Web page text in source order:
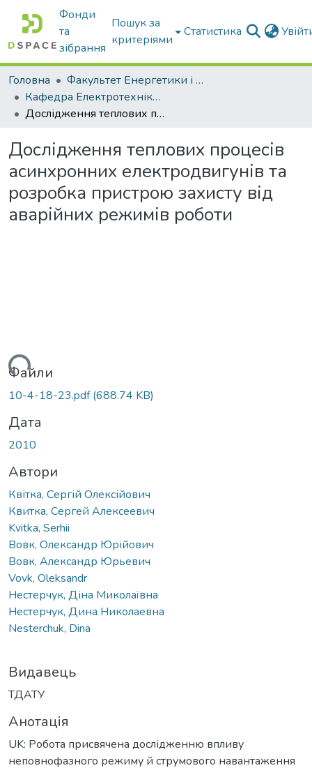
Фонди
та
зібрання
Пошук за
критеріями
Статистика
Головна
Факультет Енергетики і комп'ютерних технологій
Кафедра Електротехніки і електромеханіки ім. проф. В.В. Овчарова
Дослідження теплових процесів асинхронних електродвигунів та розробка пристрою захисту від аварійних режимів роботи
Дослідження теплових процесів
асинхронних електродвигунів та
розробка пристрою захисту від
аварійних режимів роботи
Файли
10-4-18-23.pdf(688.74 KB)
Дата
2010
Автори
Квітка, Сергій Олексійович
Квитка, Сергей Алексеевич
Kvitka, Serhii
Вовк, Олександр Юрійович
Вовк, Александр Юрьевич
Vovk, Oleksandr
Нестерчук, Діна Миколаївна
Нестерчук, Дина Николаевна
Nesterchuk, Dina
Видавець
ТДАТУ
Анотація
UK: Робота присвячена дослідженню впливу
неповнофазного режиму й струмового навантаження